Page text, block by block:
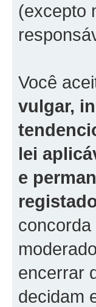
(excepto
Você
vulgar,
lei
e
encerrar
decidam